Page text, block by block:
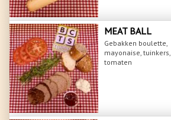
MEAT BALL
Gebakken boulette,
mayonaise, tuinkers,
tomaten